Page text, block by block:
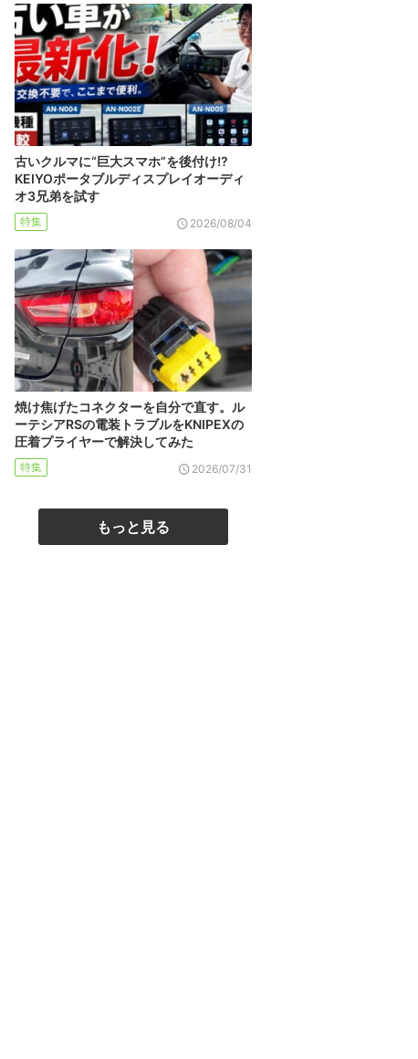
古いクルマに“巨大スマホ”を後付け!?
KEIYOポータブルディスプレイオーディ
オ3兄弟を試す
特集 2026/08/04
焼け焦げたコネクターを自分で直す。ル
ーテシアRSの電装トラブルをKNIPEXの
圧着プライヤーで解決してみた
特集 2026/07/31
もっと見る